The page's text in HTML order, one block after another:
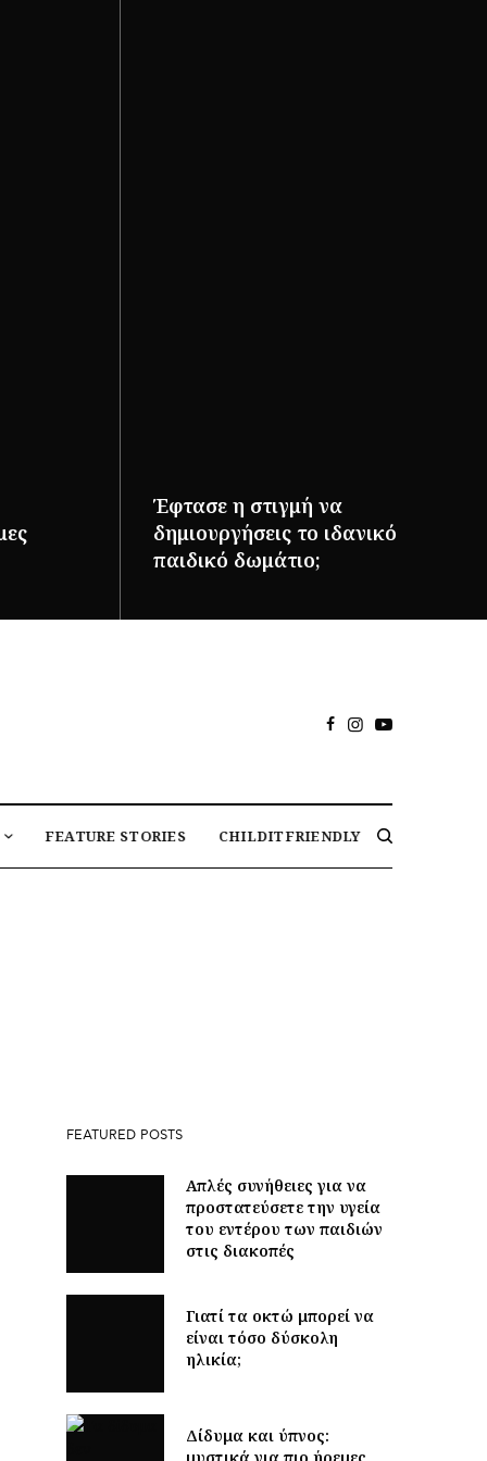
Έφτασε η στιγμή να
δημιουργήσεις το ιδανικό
παιδικό δωμάτιο;
FEATURE STORIES CHILDITFRIENDLY
FEATURED POSTS
Απλές συνήθειες για να
προστατεύσετε την υγεία
του εντέρου των παιδιών
στις διακοπές
Γιατί τα οκτώ μπορεί να
είναι τόσο δύσκολη
ηλικία;
Δίδυμα και ύπνος: